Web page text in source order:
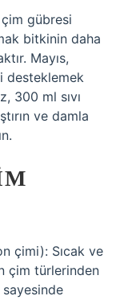
gübresi
bitkinin daha
Mayıs,
desteklemek
300 ml sıvı
ve damla
çimi): Sıcak ve
çim türlerinden